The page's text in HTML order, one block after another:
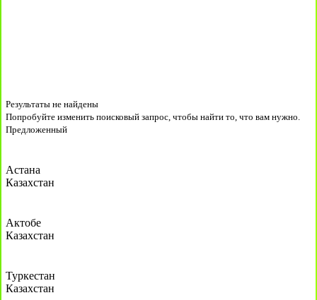
Результаты не найдены
Попробуйте изменить поисковый запрос, чтобы найти то, что вам нужно.
Предложенный
Астана
Казахстан
Актобе
Казахстан
Туркестан
Казахстан